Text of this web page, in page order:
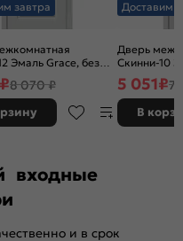
завтра
Эмаль Grace, без
без стекла,
скиновая
₽8 070 ₽
Доставим
Дверь
Скинни-10
декора,
без кромки,
5 051₽7
В
входные
и в срок